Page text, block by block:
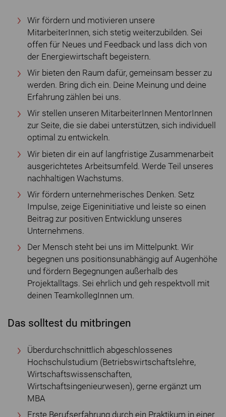
Wir fördern und motivieren unsere
MitarbeiterInnen, sich stetig weiterzubilden. Sei
offen für Neues und Feedback und lass dich von
der Energiewirtschaft begeistern.
Wir bieten den Raum dafür, gemeinsam besser zu
werden. Bring dich ein. Deine Meinung und deine
Erfahrung zählen bei uns.
Wir stellen unseren MitarbeiterInnen MentorInnen
zur Seite, die sie dabei unterstützen, sich individuell
optimal zu entwickeln.
Wir bieten dir ein auf langfristige Zusammenarbeit
ausgerichtetes Arbeitsumfeld. Werde Teil unseres
nachhaltigen Wachstums.
Wir fördern unternehmerisches Denken. Setz
Impulse, zeige Eigeninitiative und leiste so einen
Beitrag zur positiven Entwicklung unseres
Unternehmens.
Der Mensch steht bei uns im Mittelpunkt. Wir
begegnen uns positionsunabhängig auf Augenhöhe
und fördern Begegnungen außerhalb des
Projektalltags. Sei ehrlich und geh respektvoll mit
deinen TeamkollegInnen um.
Das solltest du mitbringen
Überdurchschnittlich abgeschlossenes
Hochschulstudium (Betriebswirtschaftslehre,
Wirtschaftswissenschaften,
Wirtschaftsingenieurwesen), gerne ergänzt um
MBA
Erste Berufserfahrung durch ein Praktikum in einer